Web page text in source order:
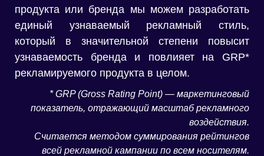
продукта или бренда мы можем разработать
единый узнаваемый рекламный стиль,
который в значительной степени повысит
узнаваемость бренда и повлияет на GRP*
рекламируемого продукта в целом.
* GRP (Gross Rating Point) — маркетинговый
показатель, отражающий масштаб рекламного
воздействия.
Считается методом суммирования рейтингов
всей рекламной кампании по всем носителям.